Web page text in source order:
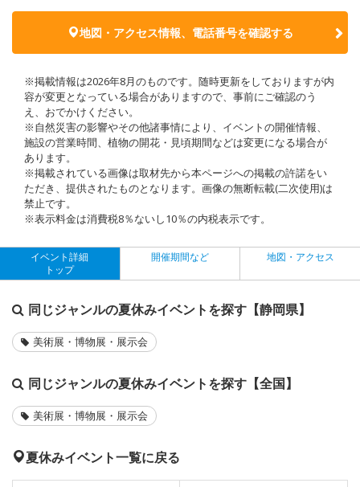
地図・アクセス情報、電話番号を確認する
※掲載情報は2026年8月のものです。随時更新をしておりますが内
容が変更となっている場合がありますので、事前にご確認のう
え、おでかけください。
※自然災害の影響やその他諸事情により、イベントの開催情報、
施設の営業時間、植物の開花・見頃期間などは変更になる場合が
あります。
※掲載されている画像は取材先から本ページへの掲載の許諾をい
ただき、提供されたものとなります。画像の無断転載(二次使用)は
禁止です。
※表示料金は消費税8％ないし10％の内税表示です。
イベント詳細
トップ
開催期間など 地図・アクセス
同じジャンルの夏休みイベントを探す【静岡県】
美術展・博物展・展示会
同じジャンルの夏休みイベントを探す【全国】
美術展・博物展・展示会
夏休みイベント一覧に戻る